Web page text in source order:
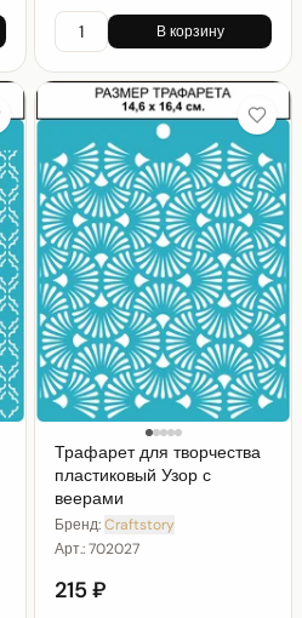
В корзину
Трафарет для творчества
пластиковый Узор с
веерами
Бренд:Craftstory
Арт.:702027
215 ₽